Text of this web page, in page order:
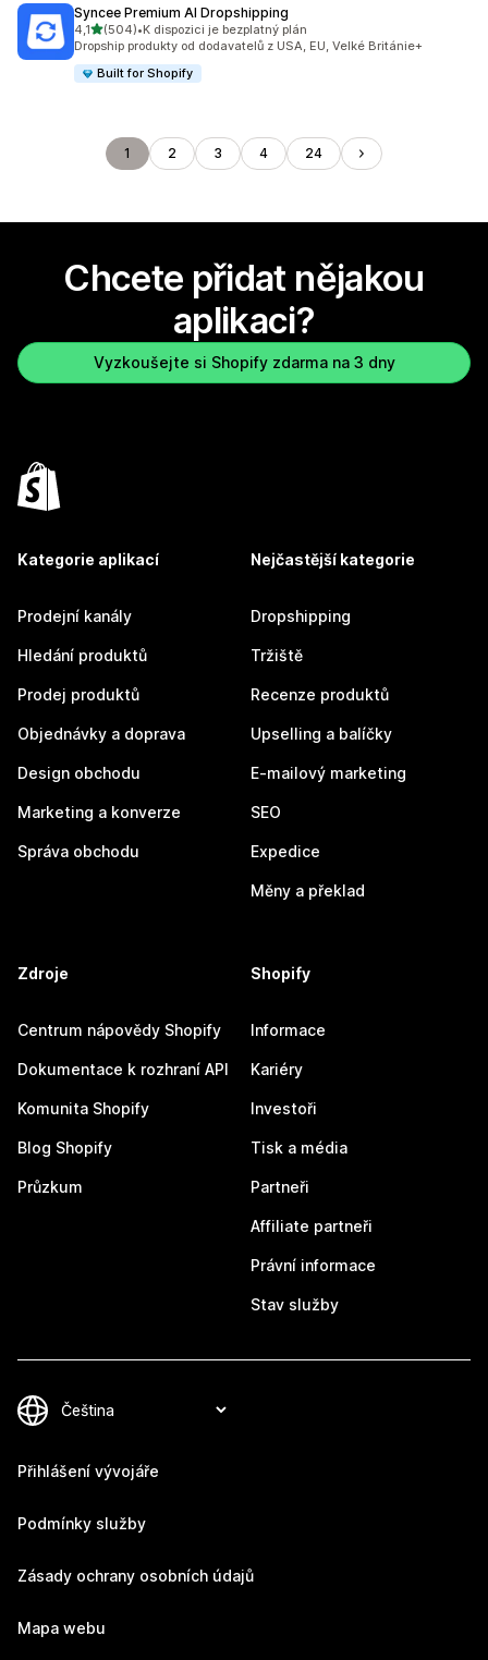
Syncee Premium AI Dropshipping
4,1z 5 hvězd
(504)
Celkový počet recenzí: 504
•K dispozici je bezplatný plán
Dropship produkty od dodavatelů z USA, EU, Velké Británie+
Built for Shopify
1 2 3 4 24
Chcete přidat nějakou
aplikaci?
Vyzkoušejte si Shopify zdarma na 3 dny
Kategorie aplikací
Prodejní kanály
Hledání produktů
Prodej produktů
Objednávky a doprava
Design obchodu
Marketing a konverze
Správa obchodu
Nejčastější kategorie
Dropshipping
Tržiště
Recenze produktů
Upselling a balíčky
E-mailový marketing
SEO
Expedice
Měny a překlad
Zdroje
Centrum nápovědy Shopify
Dokumentace k rozhraní API
Komunita Shopify
Blog Shopify
Průzkum
Shopify
Informace
Kariéry
Investoři
Tisk a média
Partneři
Affiliate partneři
Právní informace
Stav služby
Přihlášení vývojáře
Podmínky služby
Zásady ochrany osobních údajů
Mapa webu